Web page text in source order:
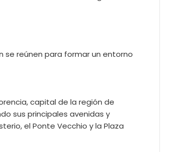
se reúnen para formar un entorno
capital de la región de
sus principales avenidas y
el Ponte Vecchio y la Plaza